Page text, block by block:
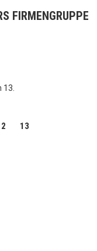
FIRMENGRUPPE
13